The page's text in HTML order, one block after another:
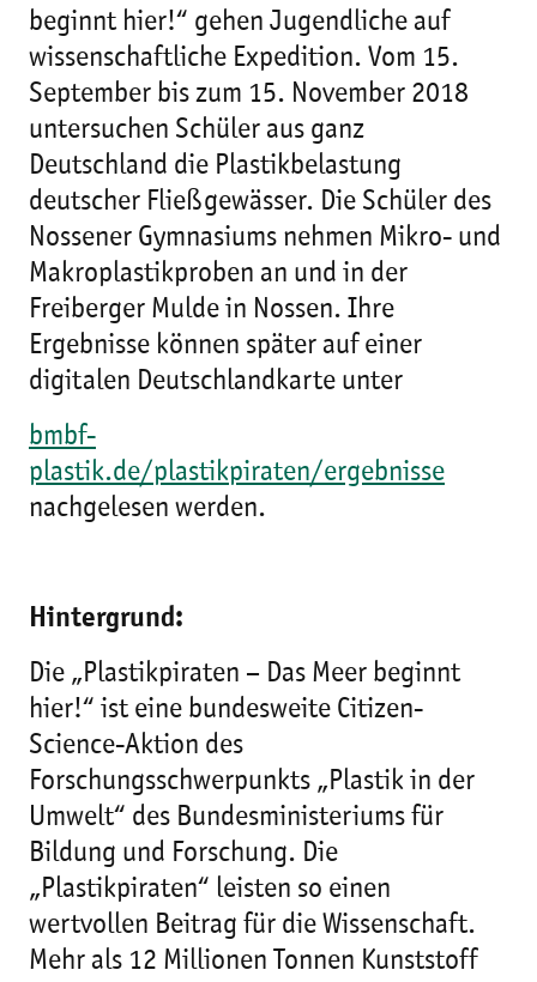
beginnt hier!“ gehen Jugendliche auf
wissenschaftliche Expedition. Vom 15.
September bis zum 15. November 2018
untersuchen Schüler aus ganz
Deutschland die Plastikbelastung
deutscher Fließgewässer. Die Schüler des
Nossener Gymnasiums nehmen Mikro- und
Makroplastikproben an und in der
Freiberger Mulde in Nossen. Ihre
Ergebnisse können später auf einer
digitalen Deutschlandkarte unter
bmbf-
plastik.de/plastikpiraten/ergebnisse
nachgelesen werden.
Hintergrund:
Die „Plastikpiraten – Das Meer beginnt
hier!“ ist eine bundesweite Citizen-
Science-Aktion des
Forschungsschwerpunkts „Plastik in der
Umwelt“ des Bundesministeriums für
Bildung und Forschung. Die
„Plastikpiraten“ leisten so einen
wertvollen Beitrag für die Wissenschaft.
Mehr als 12 Millionen Tonnen Kunststoff